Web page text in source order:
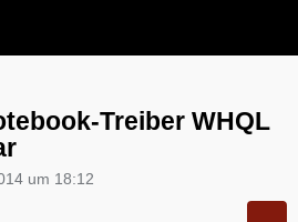
Treiber WHQL
um 18:12